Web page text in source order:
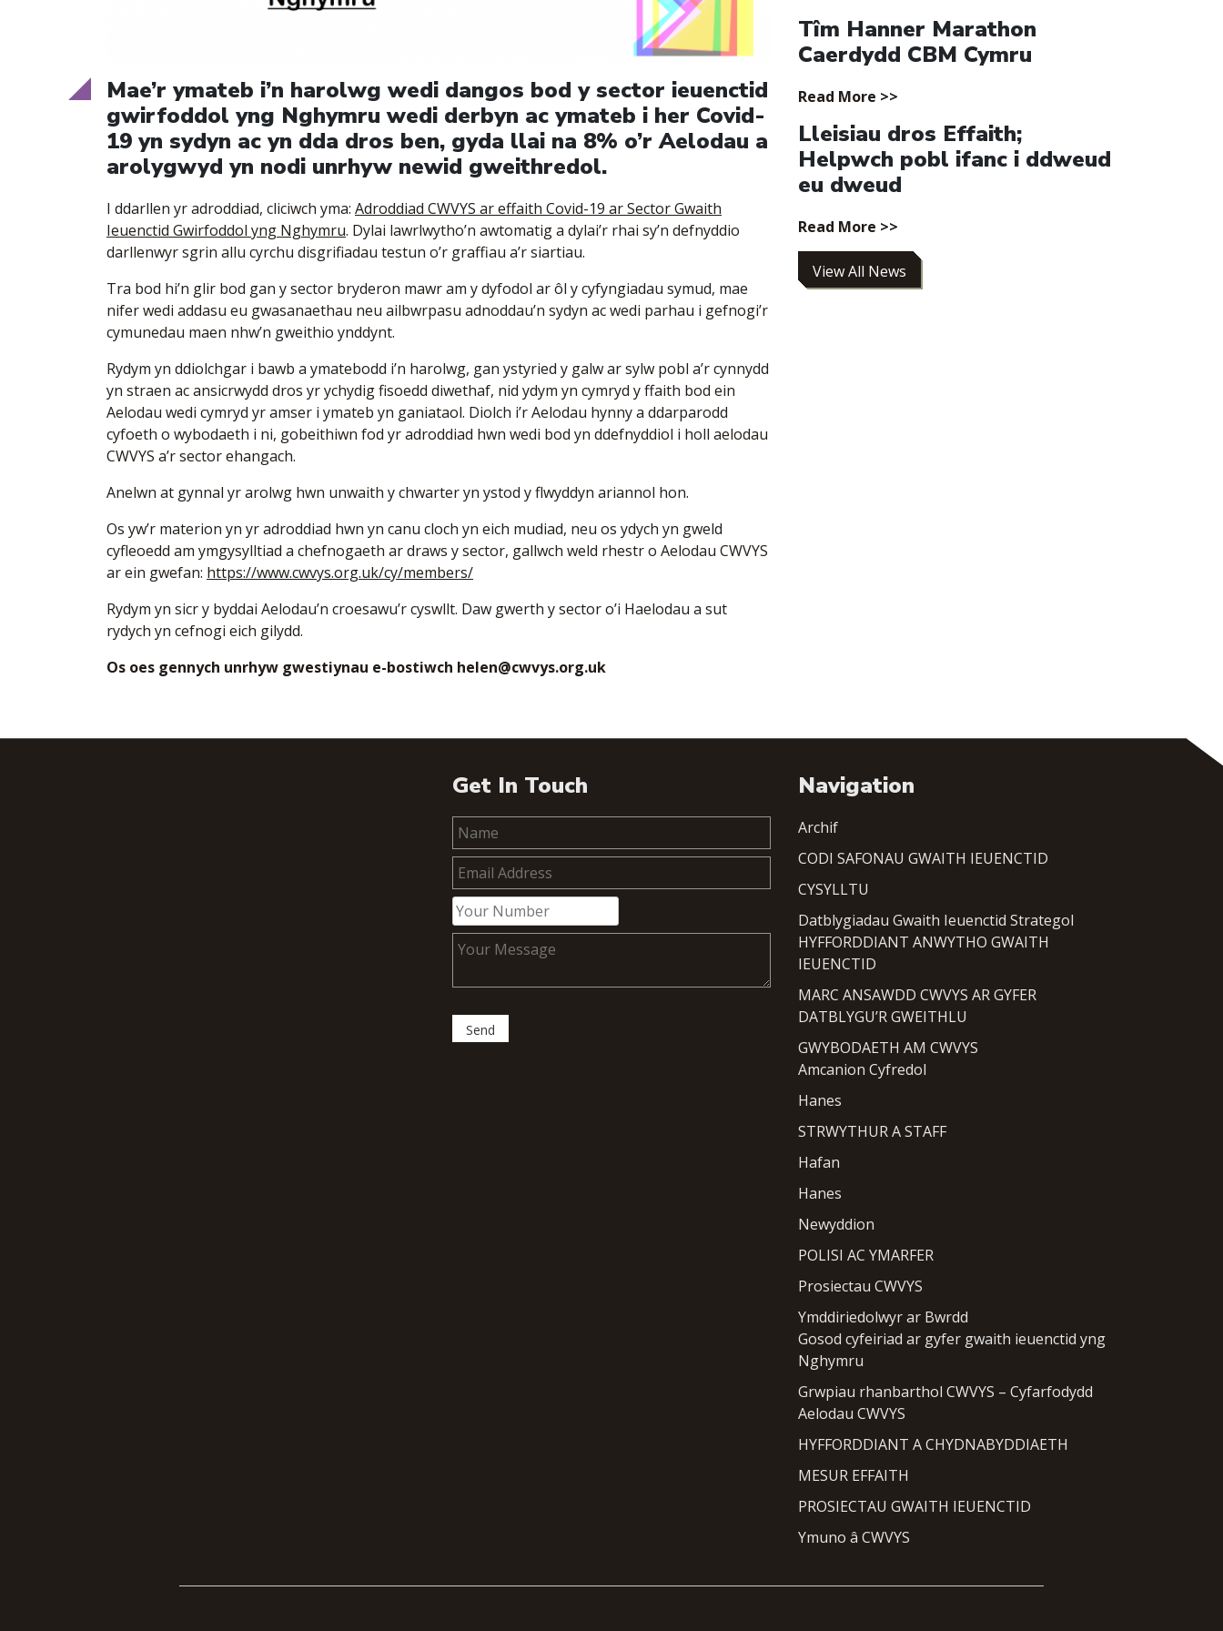
Mae’r ymateb i’n harolwg wedi dangos bod y sector ieuenctid
gwirfoddol yng Nghymru wedi derbyn ac ymateb i her Covid-
19 yn sydyn ac yn dda dros ben, gyda llai na 8% o’r Aelodau a
arolygwyd yn nodi unrhyw newid gweithredol.
I ddarllen yr adroddiad, cliciwch yma: Adroddiad CWVYS ar effaith Covid-19 ar Sector Gwaith
Ieuenctid Gwirfoddol yng Nghymru. Dylai lawrlwytho’n awtomatig a dylai’r rhai sy’n defnyddio
darllenwyr sgrin allu cyrchu disgrifiadau testun o’r graffiau a’r siartiau.
Tra bod hi’n glir bod gan y sector bryderon mawr am y dyfodol ar ôl y cyfyngiadau symud, mae
nifer wedi addasu eu gwasanaethau neu ailbwrpasu adnoddau’n sydyn ac wedi parhau i gefnogi’r
cymunedau maen nhw’n gweithio ynddynt.
Rydym yn ddiolchgar i bawb a ymatebodd i’n harolwg, gan ystyried y galw ar sylw pobl a’r cynnydd
yn straen ac ansicrwydd dros yr ychydig fisoedd diwethaf, nid ydym yn cymryd y ffaith bod ein
Aelodau wedi cymryd yr amser i ymateb yn ganiataol. Diolch i’r Aelodau hynny a ddarparodd
cyfoeth o wybodaeth i ni, gobeithiwn fod yr adroddiad hwn wedi bod yn ddefnyddiol i holl aelodau
CWVYS a’r sector ehangach.
Anelwn at gynnal yr arolwg hwn unwaith y chwarter yn ystod y flwyddyn ariannol hon.
Os yw’r materion yn yr adroddiad hwn yn canu cloch yn eich mudiad, neu os ydych yn gweld
cyfleoedd am ymgysylltiad a chefnogaeth ar draws y sector, gallwch weld rhestr o Aelodau CWVYS
ar ein gwefan: https://www.cwvys.org.uk/cy/members/
Rydym yn sicr y byddai Aelodau’n croesawu’r cyswllt. Daw gwerth y sector o’i Haelodau a sut
rydych yn cefnogi eich gilydd.
Os oes gennych unrhyw gwestiynau e-bostiwch helen@cwvys.org.uk
Tîm Hanner Marathon
Caerdydd CBM Cymru
Read More >>
Lleisiau dros Effaith;
Helpwch pobl ifanc i ddweud
eu dweud
Read More >>
View All News
Get In Touch Navigation
Archif
CODI SAFONAU GWAITH IEUENCTID
CYSYLLTU
Datblygiadau Gwaith Ieuenctid Strategol
HYFFORDDIANT ANWYTHO GWAITH
IEUENCTID
MARC ANSAWDD CWVYS AR GYFER
DATBLYGU’R GWEITHLU
GWYBODAETH AM CWVYS
Amcanion Cyfredol
Hanes
STRWYTHUR A STAFF
Hafan
Hanes
Newyddion
POLISI AC YMARFER
Prosiectau CWVYS
Ymddiriedolwyr ar Bwrdd
Gosod cyfeiriad ar gyfer gwaith ieuenctid yng
Nghymru
Grwpiau rhanbarthol CWVYS – Cyfarfodydd
Aelodau CWVYS
HYFFORDDIANT A CHYDNABYDDIAETH
MESUR EFFAITH
PROSIECTAU GWAITH IEUENCTID
Ymuno â CWVYS